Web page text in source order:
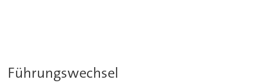
Führungswechsel